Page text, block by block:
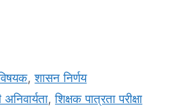
,शासन निर्णय
अनिवार्यता,शिक्षक पात्रता परीक्षा